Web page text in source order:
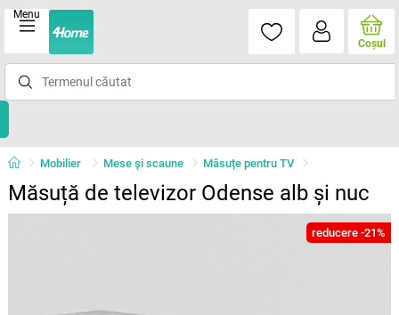
Menu
Coşul
Mobilier Mese şi scaune Măsuțe pentru TV
Măsuță de televizor Odense alb și nuc
reducere -21%